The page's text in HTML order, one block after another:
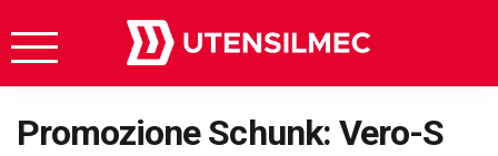
Promozione Schunk: Vero-S